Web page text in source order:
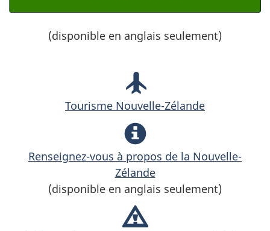
(disponible en anglais seulement)
Tourisme Nouvelle-Zélande
Renseignez-vous à propos de la Nouvelle-
Zélande
(disponible en anglais seulement)